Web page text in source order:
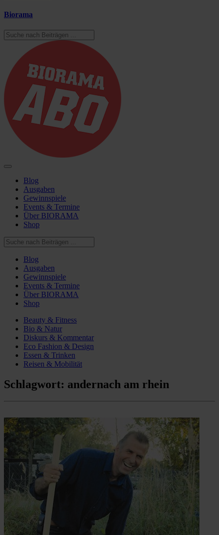
Biorama
Blog
Ausgaben
Gewinnspiele
Events & Termine
Über BIORAMA
Shop
Blog
Ausgaben
Gewinnspiele
Events & Termine
Über BIORAMA
Shop
Beauty & Fitness
Bio & Natur
Diskurs & Kommentar
Eco Fashion & Design
Essen & Trinken
Reisen & Mobilität
Schlagwort: andernach am rhein